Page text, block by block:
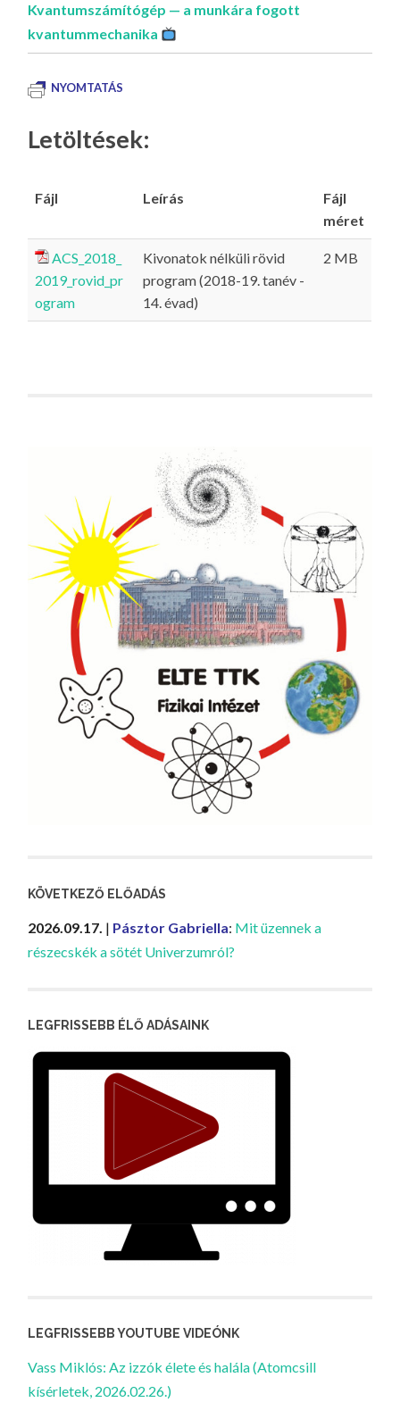
Kvantumszámítógép — a munkára fogott
kvantummechanika
NYOMTATÁS
Letöltések:
Fájl Leírás
Fájl
méret
ACS_2018_
2019_rovid_pr
ogram
Kivonatok nélküli rövid
program (2018-19. tanév -
14. évad)
2 MB
KÖVETKEZŐ ELŐADÁS
2026.09.17. | Pásztor Gabriella: Mit üzennek a
részecskék a sötét Univerzumról?
LEGFRISSEBB ÉLŐ ADÁSAINK
LEGFRISSEBB YOUTUBE VIDEÓNK
Vass Miklós: Az izzók élete és halála (Atomcsill
kísérletek, 2026.02.26.)